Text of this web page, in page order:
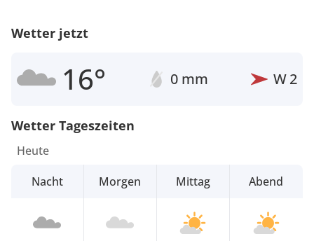
Wetter jetzt
16° 0 mm W2
Wetter Tageszeiten
Heute
Nacht
Morgen Mittag Abend